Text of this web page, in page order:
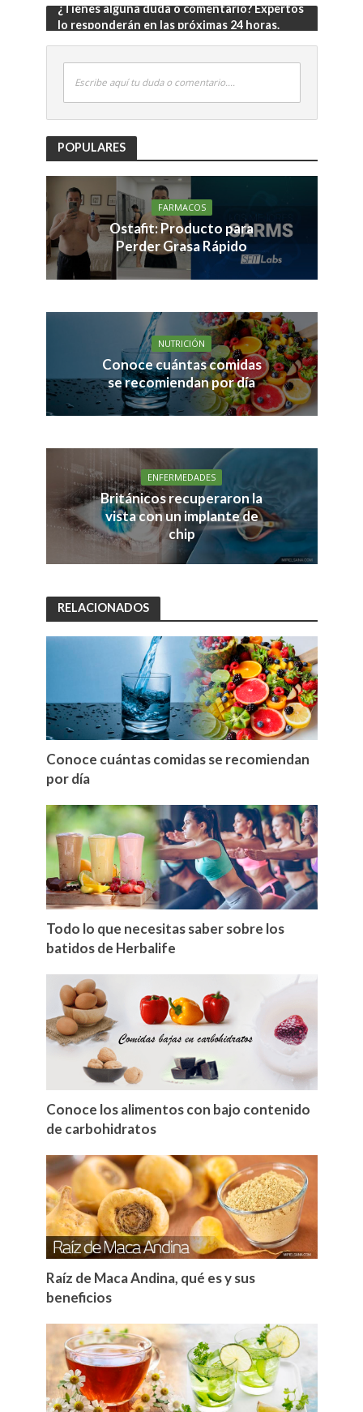
¿Tienes alguna duda o comentario? Expertos
lo responderán en las próximas 24 horas.
Escribe aquí tu duda o comentario....
POPULARES
FARMACOS
Ostafit: Producto para
Perder Grasa Rápido
NUTRICIÓN
Conoce cuántas comidas
se recomiendan por día
ENFERMEDADES
Británicos recuperaron la
vista con un implante de
chip
RELACIONADOS
Conoce cuántas comidas se recomiendan
por día
Todo lo que necesitas saber sobre los
batidos de Herbalife
Conoce los alimentos con bajo contenido
de carbohidratos
Raíz de Maca Andina, qué es y sus
beneficios